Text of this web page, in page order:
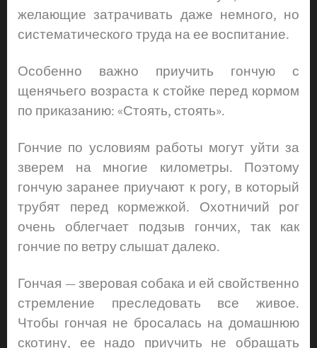
желающие затрачивать даже немного, но
систематического труда на ее воспитание.
Особенно важно приучить гончую с
щенячьего возраста к стойке перед кормом
по приказанию: «Стоять, стоять».
Гончие по условиям работы могут уйти за
зверем на многие километры. Поэтому
гончую заранее приучают к рогу, в который
трубят перед кормежкой. Охотничий рог
очень облегчает подзыв гончих, так как
гончие по ветру слышат далеко.
Гончая — зверовая собака и ей свойственно
стремление преследовать все живое.
Чтобы гончая не бросалась на домашнюю
скотину, ее надо приучить не обращать